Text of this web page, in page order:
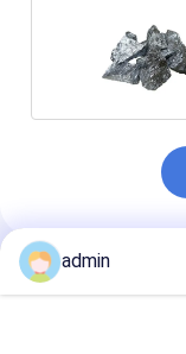
Rekomendasi
admin